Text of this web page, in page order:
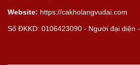
Website: https://cakholangvudai.com
Số ĐKKD: 0106423090 - Người đại diện